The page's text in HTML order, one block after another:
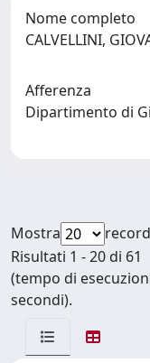
Nome completo
CALVELLINI,
Afferenza
Dipartimento di
Mostra
Risultati 1 - 20 di 61
(tempo di
secondi).